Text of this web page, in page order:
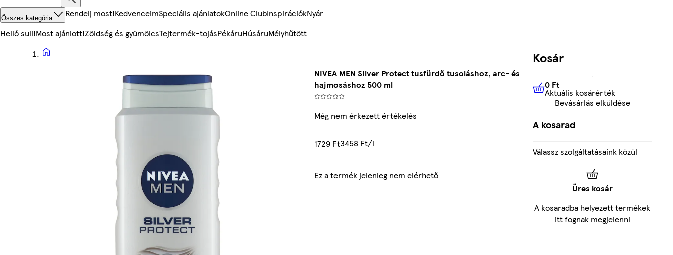
Összes kategória Rendelj most!KedvenceimSpeciális ajánlatokOnline ClubInspirációkNyár
Helló suli!Most ajánlott!Zöldség és gyümölcsTejtermék-tojásPékáruHúsáruMélyhűtött
NIVEA MEN Silver Protect tusfürdő tusoláshoz, arc- és
hajmosáshoz 500 ml
Még nem érkezett értékelés
1729 Ft3458 Ft/l
Ez a termék jelenleg nem elérhető
Kosár
0 FtAktuális kosárérték
0 Ft
Aktuális kosárérték
Bevásárlás elküldése
A kosarad
Válassz szolgáltatásaink közül
Üres kosár
A kosaradba helyezett termékek
itt fognak megjelenni